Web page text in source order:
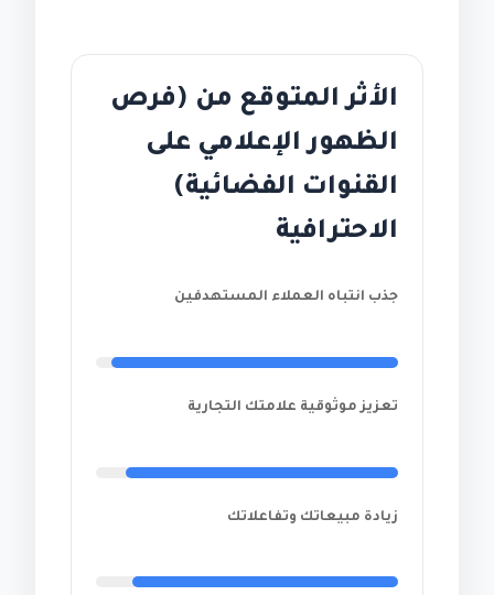
الأثر المتوقع من (فرص
الظهور الإعلامي على
القنوات الفضائية)
الاحترافية
جذب انتباه العملاء المستهدفين
تعزيز موثوقية علامتك التجارية
زيادة مبيعاتك وتفاعلاتك